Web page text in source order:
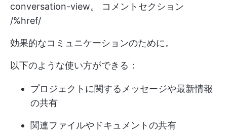
conversation-view。
コメントセクション
/%href/
効果的なコミュニケーションのために。
以下のような使い方ができる：
プロジェクトに関するメッセージや最新情報
の共有
関連ファイルやドキュメントの共有